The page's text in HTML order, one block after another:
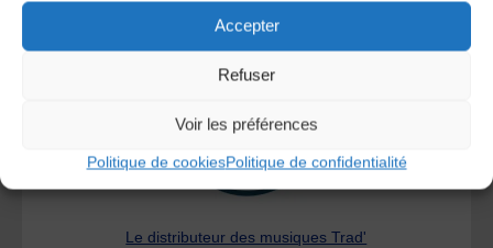
Accepter
Refuser
Voir les préférences
Politique de cookiesPolitique de confidentialité
Le distributeur des musiques Trad'